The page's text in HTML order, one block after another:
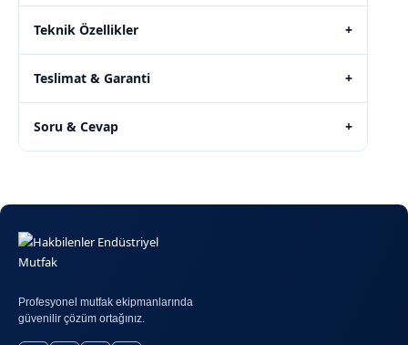
Teknik Özellikler +
Teslimat & Garanti +
Soru & Cevap +
Profesyonel mutfak ekipmanlarında
güvenilir çözüm ortağınız.